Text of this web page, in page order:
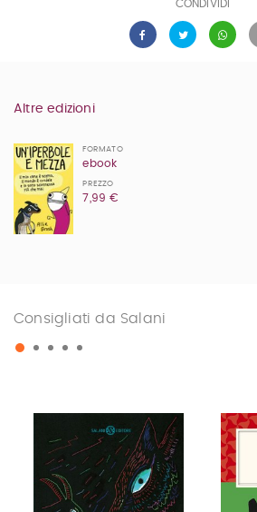
CONDIVIDI
Altre edizioni
FORMATO
ebook
PREZZO
7,99 €
Consigliati da Salani